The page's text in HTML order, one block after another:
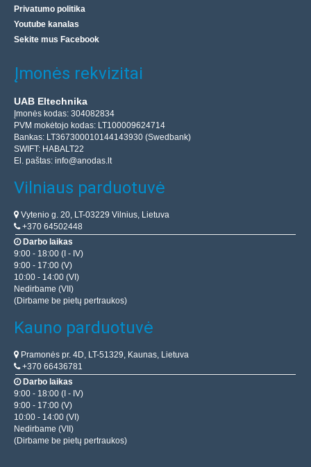
Privatumo politika
Youtube kanalas
Sekite mus Facebook
Įmonės rekvizitai
UAB Eltechnika
Įmonės kodas: 304082834
PVM mokėtojo kodas: LT100009624714
Bankas: LT367300010144143930 (Swedbank)
SWIFT: HABALT22
El. paštas: info@anodas.lt
Vilniaus parduotuvė
Vytenio g. 20, LT-03229 Vilnius, Lietuva
+370 64502448
Darbo laikas
9:00 - 18:00 (I - IV)
9:00 - 17:00 (V)
10:00 - 14:00 (VI)
Nedirbame (VII)
(Dirbame be pietų pertraukos)
Kauno parduotuvė
Pramonės pr. 4D, LT-51329, Kaunas, Lietuva
+370 66436781
Darbo laikas
9:00 - 18:00 (I - IV)
9:00 - 17:00 (V)
10:00 - 14:00 (VI)
Nedirbame (VII)
(Dirbame be pietų pertraukos)